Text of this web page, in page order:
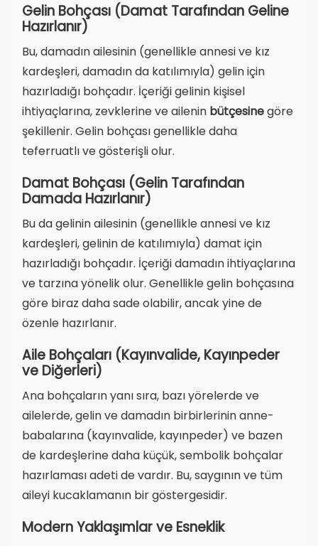
Gelin Bohçası (Damat Tarafından Geline
Hazırlanır)
Bu, damadın ailesinin (genellikle annesi ve kız
kardeşleri, damadın da katılımıyla) gelin için
hazırladığı bohçadır. İçeriği gelinin kişisel
ihtiyaçlarına, zevklerine ve ailenin bütçesinegöre
şekillenir. Gelin bohçası genellikle daha
teferruatlı ve gösterişli olur.
Damat Bohçası (Gelin Tarafından
Damada Hazırlanır)
Bu da gelinin ailesinin (genellikle annesi ve kız
kardeşleri, gelinin de katılımıyla) damat için
hazırladığı bohçadır. İçeriği damadın ihtiyaçlarına
ve tarzına yönelik olur. Genellikle gelin bohçasına
göre biraz daha sade olabilir, ancak yine de
özenle hazırlanır.
Aile Bohçaları (Kayınvalide, Kayınpeder
ve Diğerleri)
Ana bohçaların yanı sıra, bazı yörelerde ve
ailelerde, gelin ve damadın birbirlerinin anne-
babalarına (kayınvalide, kayınpeder) ve bazen
de kardeşlerine daha küçük, sembolik bohçalar
hazırlaması adeti de vardır. Bu, saygının ve tüm
aileyi kucaklamanın bir göstergesidir.
Modern Yaklaşımlar ve Esneklik